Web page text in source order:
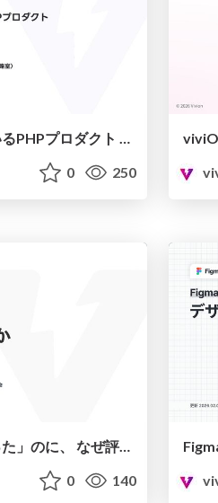
30年価値を出し続けているPHPプロダクト ── レガシーと向き合い成⻑する戦略
0 250
AI駆動開発で 「速くなった」のに、 なぜ評価に悩むのか
0 140